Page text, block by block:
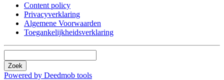
Content policy
Privacyverklaring
Algemene Voorwaarden
Toegankelijkheidsverklaring
Zoek
Powered by Deedmob tools